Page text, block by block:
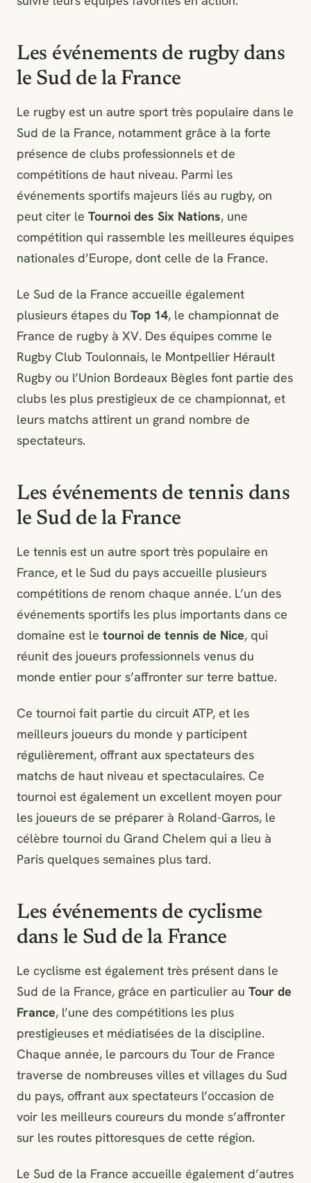
Les événements de rugby dans
le Sud de la France
Le rugby est un autre sport très populaire dans le
Sud de la France, notamment grâce à la forte
présence de clubs professionnels et de
compétitions de haut niveau. Parmi les
événements sportifs majeurs liés au rugby, on
peut citer le Tournoi des Six Nations, une
compétition qui rassemble les meilleures équipes
nationales d’Europe, dont celle de la France.
Le Sud de la France accueille également
plusieurs étapes du Top 14, le championnat de
France de rugby à XV. Des équipes comme le
Rugby Club Toulonnais, le Montpellier Hérault
Rugby ou l’Union Bordeaux Bègles font partie des
clubs les plus prestigieux de ce championnat, et
leurs matchs attirent un grand nombre de
spectateurs.
Les événements de tennis dans
le Sud de la France
Le tennis est un autre sport très populaire en
France, et le Sud du pays accueille plusieurs
compétitions de renom chaque année. L’un des
événements sportifs les plus importants dans ce
domaine est le tournoi de tennis de Nice, qui
réunit des joueurs professionnels venus du
monde entier pour s’affronter sur terre battue.
Ce tournoi fait partie du circuit ATP, et les
meilleurs joueurs du monde y participent
régulièrement, offrant aux spectateurs des
matchs de haut niveau et spectaculaires. Ce
tournoi est également un excellent moyen pour
les joueurs de se préparer à Roland-Garros, le
célèbre tournoi du Grand Chelem qui a lieu à
Paris quelques semaines plus tard.
Les événements de cyclisme
dans le Sud de la France
Le cyclisme est également très présent dans le
Sud de la France, grâce en particulier au Tour de
France, l’une des compétitions les plus
prestigieuses et médiatisées de la discipline.
Chaque année, le parcours du Tour de France
traverse de nombreuses villes et villages du Sud
du pays, offrant aux spectateurs l’occasion de
voir les meilleurs coureurs du monde s’affronter
sur les routes pittoresques de cette région.
Le Sud de la France accueille également d’autres